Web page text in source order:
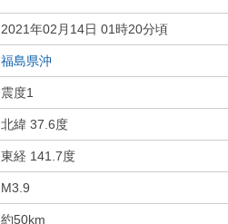
2021年02月14日 01時20分頃
福島県沖
震度1
北緯 37.6度
東経 141.7度
M3.9
約50km